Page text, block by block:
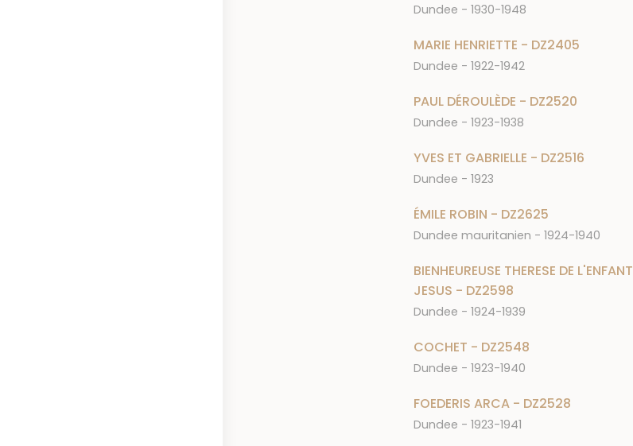
Dundee - 1930-1948
MARIE HENRIETTE - DZ2405
Dundee - 1922-1942
PAUL DÉROULÈDE - DZ2520
Dundee - 1923-1938
YVES ET GABRIELLE - DZ2516
Dundee - 1923
ÉMILE ROBIN - DZ2625
Dundee mauritanien - 1924-1940
BIENHEUREUSE THERESE DE L'ENFANT
JESUS - DZ2598
Dundee - 1924-1939
COCHET - DZ2548
Dundee - 1923-1940
FOEDERIS ARCA - DZ2528
Dundee - 1923-1941